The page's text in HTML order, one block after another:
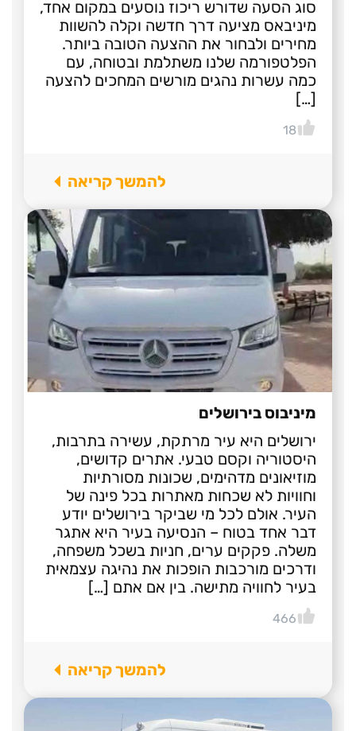
סוג הסעה שדורש ריכוז נוסעים במקום אחד,
מיניבאס מציעה דרך חדשה וקלה להשוות
מחירים ולבחור את ההצעה הטובה ביותר.
הפלטפורמה שלנו משתלמת ובטוחה, עם
כמה עשרות נהגים מורשים המחכים להצעה
[…]
18
להמשך קריאה
מיניבוס בירושלים
ירושלים היא עיר מרתקת, עשירה בתרבות,
היסטוריה וקסם טבעי. אתרים קדושים,
מוזיאונים מדהימים, שכונות מסורתיות
וחוויות לא שכחות מאתרות בכל פינה של
העיר. אולם לכל מי שביקר בירושלים יודע
דבר אחד בטוח – הנסיעה בעיר היא אתגר
משלה. פקקים ערים, חניות בשכל משפחה,
ודרכים מורכבות הופכות את נהיגה עצמאית
בעיר לחוויה מתישה. בין אם אתם […]
466
להמשך קריאה